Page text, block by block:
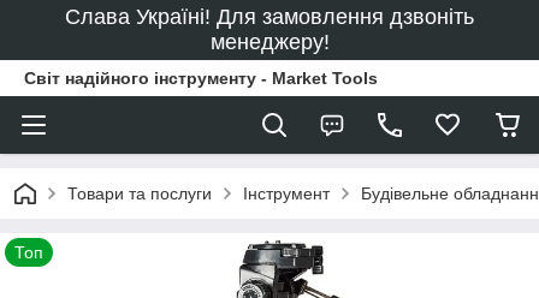
Слава Україні! Для замовлення дзвоніть
менеджеру!
Світ надійного інструменту - Market Tools
Товари та послуги Інструмент Будівельне
Топ